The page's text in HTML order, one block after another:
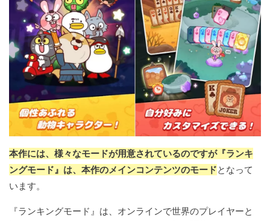
本作には、様々なモードが用意されているのですが『ランキ
ングモード』は、本作のメインコンテンツのモードとなって
います。
『ランキングモード』は、オンラインで世界のプレイヤーと